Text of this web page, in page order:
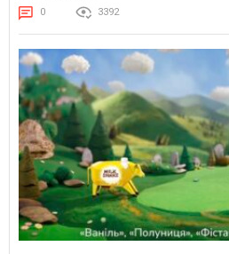
0 3392